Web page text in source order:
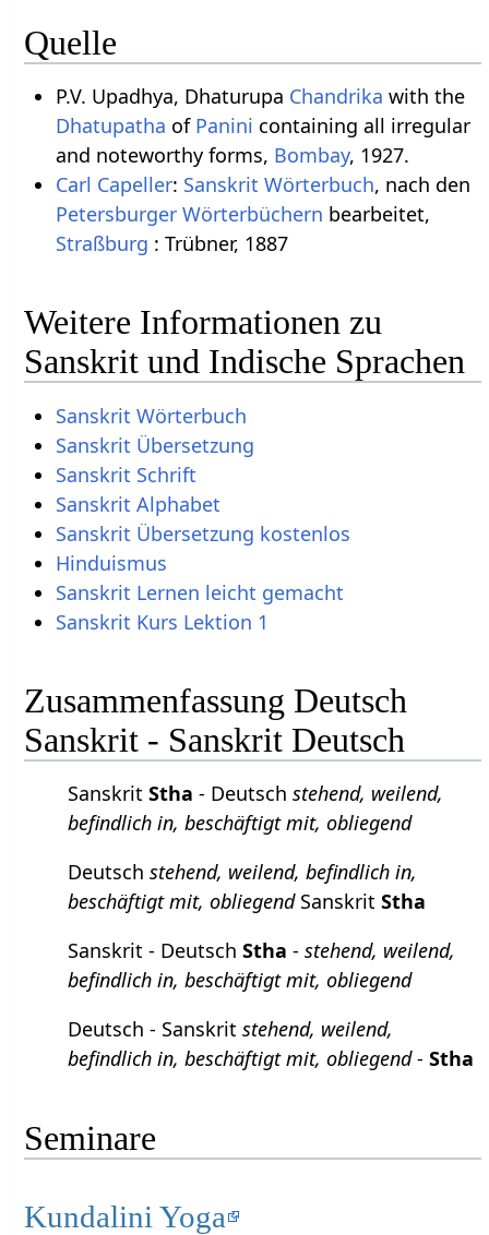
Quelle
P.V. Upadhya, Dhaturupa Chandrika with the
Dhatupatha of Panini containing all irregular
and noteworthy forms, Bombay, 1927.
Carl Capeller: Sanskrit Wörterbuch, nach den
Petersburger Wörterbüchern bearbeitet,
Straßburg : Trübner, 1887
Weitere Informationen zu
Sanskrit und Indische Sprachen
Sanskrit Wörterbuch
Sanskrit Übersetzung
Sanskrit Schrift
Sanskrit Alphabet
Sanskrit Übersetzung kostenlos
Hinduismus
Sanskrit Lernen leicht gemacht
Sanskrit Kurs Lektion 1
Zusammenfassung Deutsch
Sanskrit - Sanskrit Deutsch
SanskritStha - Deutschstehend, weilend,
befindlich in, beschäftigt mit, obliegend
Deutschstehend, weilend, befindlich in,
beschäftigt mit, obliegendSanskritStha
Sanskrit - DeutschStha -stehend, weilend,
befindlich in, beschäftigt mit, obliegend
Deutsch - Sanskritstehend, weilend,
befindlich in, beschäftigt mit, obliegend-Stha
Seminare
Kundalini Yoga